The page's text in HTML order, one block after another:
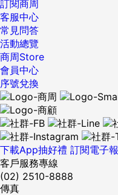
訂閱商周
客服中心
常見問答
活動總覽
商周Store
會員中心
序號兌換
下載App抽好禮 訂閱電子報
客戶服務專線
(02) 2510-8888
傳真